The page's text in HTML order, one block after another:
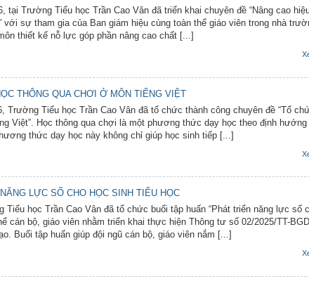
tại Trường Tiểu học Trần Cao Vân đã triển khai chuyên đề “Nâng cao
với sự tham gia của Ban giám hiệu cùng toàn thể giáo viên trong nhà
thiết kế nỗ lực góp phần nâng cao chất [...]
THÔNG QUA CHƠI Ở MÔN TIẾNG VIỆT
Trường Tiểu học Trần Cao Vân đã tổ chức thành công chuyên đề “Tổ
Việt”. Học thông qua chợi là một phương thức dạy học theo định hướng
thức dạy học này không chỉ giúp học sinh tiếp [...]
LỰC SỐ CHO HỌC SINH TIỂU HỌC
Tiểu học Trần Cao Vân đã tổ chức buổi tập huấn “Phát triển năng lực số
cán bộ, giáo viên nhằm triển khai thực hiện Thông tư số 02/2025/TT-
Buổi tập huấn giúp đội ngũ cán bộ, giáo viên nắm [...]